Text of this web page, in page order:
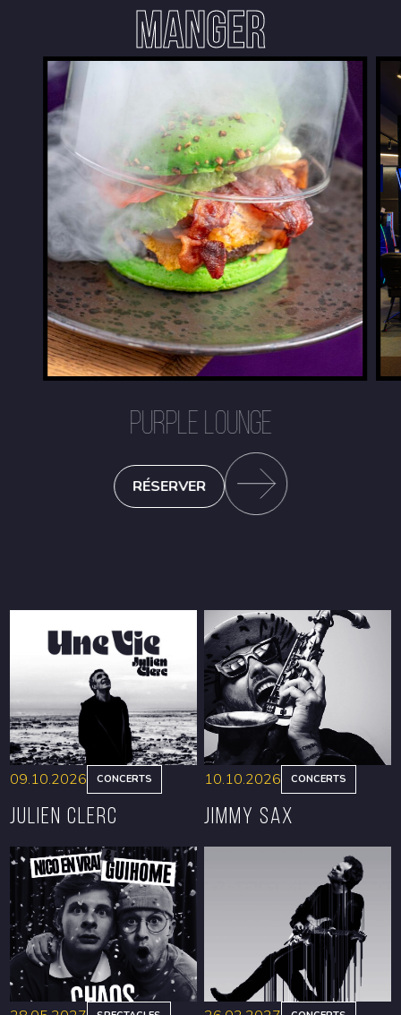
MANGER
PURPLE LOUNGE
RÉSERVER
RÉSERVER
09.10.2026 CONCERTS
Julien Clerc
RÉSERVER
10.10.2026 CONCERTS
Jimmy Sax